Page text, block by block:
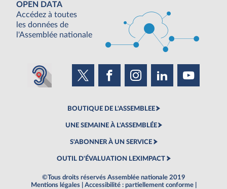
OPEN DATA
Accédez à toutes
les données de
l'Assemblée nationale
BOUTIQUE DE L'ASSEMBLEE
UNE SEMAINE À L'ASSEMBLÉE
S'ABONNER À UN SERVICE
OUTIL D'ÉVALUATION LEXIMPACT
©Tous droits réservés Assemblée nationale 2019
Mentions légales
Accessibilité : partiellement conforme